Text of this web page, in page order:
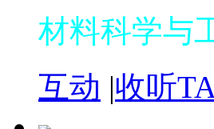
材料科学与
互动 |收听